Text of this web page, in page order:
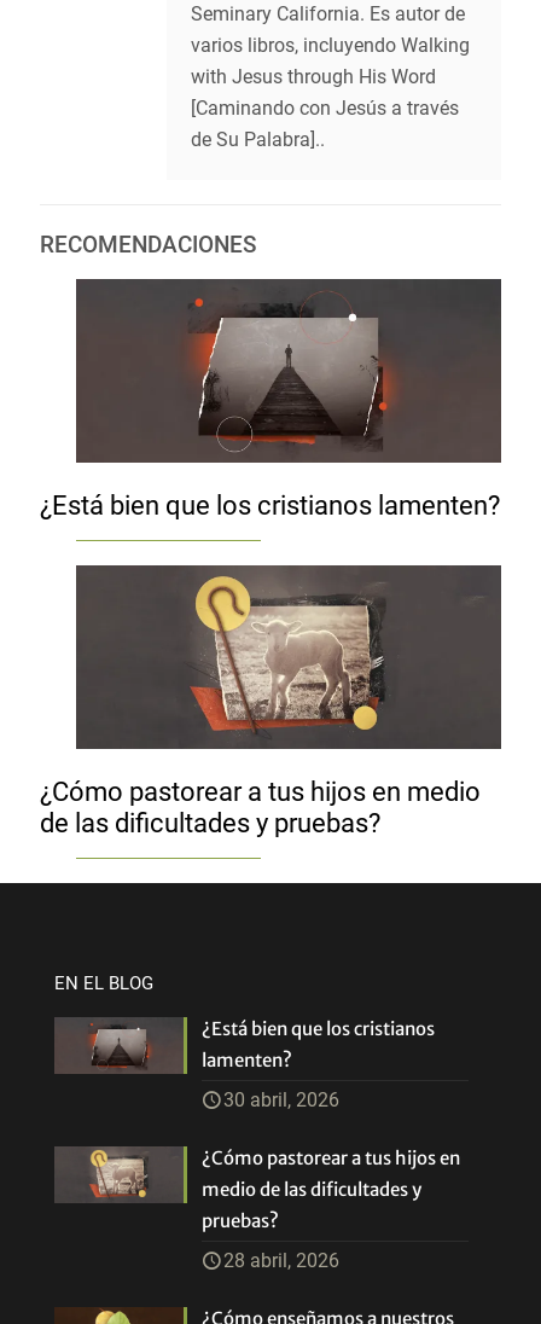
Seminary California. Es autor de
varios libros, incluyendo Walking
with Jesus through His Word
[Caminando con Jesús a través
de Su Palabra]..
RECOMENDACIONES
¿Está bien que los cristianos lamenten?
¿Cómo pastorear a tus hijos en medio
de las dificultades y pruebas?
EN EL BLOG
¿Está bien que los cristianos
lamenten?
30 abril, 2026
¿Cómo pastorear a tus hijos en
medio de las dificultades y
pruebas?
28 abril, 2026
¿Cómo enseñamos a nuestros